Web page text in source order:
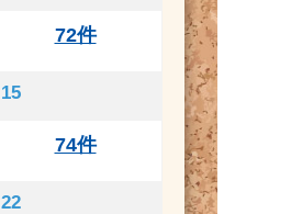
72件
15
74件
22